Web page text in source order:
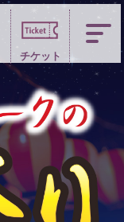
々 花の
チケット